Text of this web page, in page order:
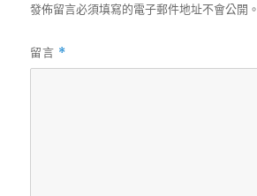
發佈留言必須填寫的電子郵件地址不會公開。
留言 *